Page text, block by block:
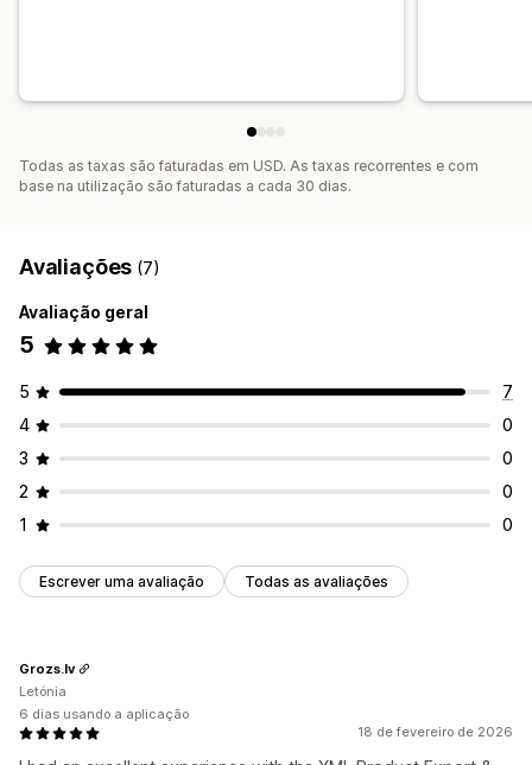
Todas as taxas são faturadas em USD. As taxas recorrentes e com
base na utilização são faturadas a cada 30 dias.
Avaliações (7)
Avaliação geral
5
5
7
4
0
3
0
2
0
1
0
Escrever uma avaliação Todas as avaliações
18 de fevereiro de 2026
Grozs.lv
Letónia
6 dias usando a aplicação